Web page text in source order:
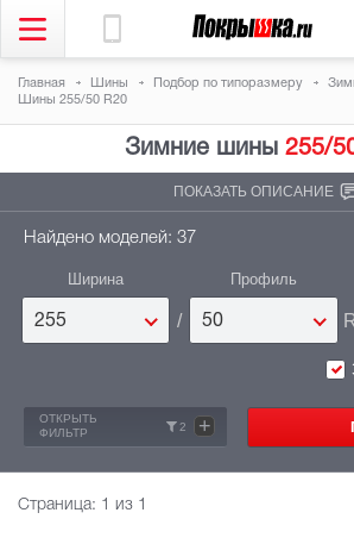
Главная Шины Подбор по типоразмеру
Шины 255/50 R20
Зимние шины 255/
ПОКАЗАТЬ ОПИСАНИЕ
Найдено моделей: 37
Ширина
255 /
Профиль
50
ОТКРЫТЬ
ФИЛЬТР
2 +
Страница: 1 из 1